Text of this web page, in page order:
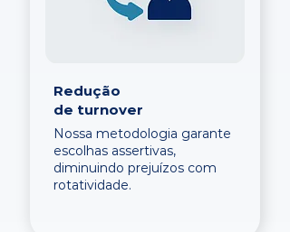
Redução
de turnover
Nossa metodologia garante
escolhas assertivas,
diminuindo prejuízos com
rotatividade.